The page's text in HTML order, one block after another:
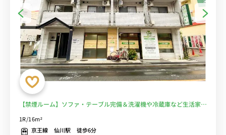
【禁煙ルーム】ソファ・テーブル完備＆洗濯機や冷蔵庫など生活家電
桐朋学園大学まで徒歩通学■選べるWi-Fi格安レンタル中！
1R/16m²
京王線 仙川駅 徒歩6分